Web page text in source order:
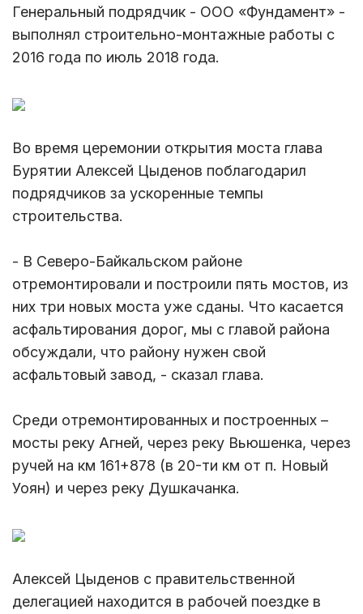
Генеральный подрядчик - ООО «Фундамент» -
выполнял строительно-монтажные работы с
2016 года по июль 2018 года.
Во время церемонии открытия моста глава
Бурятии Алексей Цыденов поблагодарил
подрядчиков за ускоренные темпы
строительства.
- В Северо-Байкальском районе
отремонтировали и построили пять мостов, из
них три новых моста уже сданы. Что касается
асфальтирования дорог, мы с главой района
обсуждали, что району нужен свой
асфальтовый завод, - сказал глава.
Среди отремонтированных и построенных –
мосты реку Агней, через реку Вьюшенка, через
ручей на км 161+878 (в 20-ти км от п. Новый
Уоян) и через реку Душкачанка.
Алексей Цыденов с правительственной
делегацией находится в рабочей поездке в